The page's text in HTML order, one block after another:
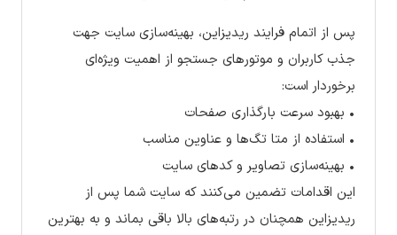
پس از اتمام فرایند ریدیزاین، بهینه‌سازی سایت جهت
جذب کاربران و موتورهای جستجو از اهمیت ویژه‌ای
برخوردار است:
• بهبود سرعت بارگذاری صفحات
• استفاده از متا تگ‌ها و عناوین مناسب
• بهینه‌سازی تصاویر و کدهای سایت
این اقدامات تضمین می‌کنند که سایت شما پس از
ریدیزاین همچنان در رتبه‌های بالا باقی بماند و به بهترین